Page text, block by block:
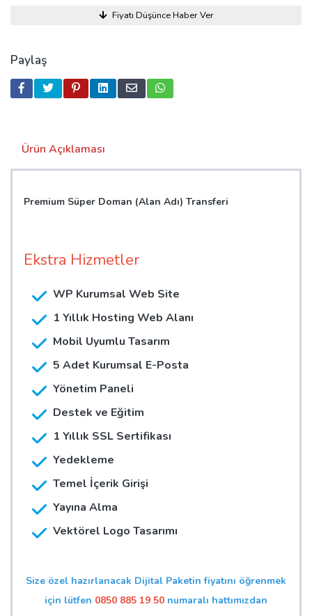
Fiyatı Düşünce Haber Ver
Paylaş
Ürün Açıklaması
Premium Süper Doman (Alan Adı) Transferi
Ekstra Hizmetler
WP Kurumsal Web Site
1 Yıllık Hosting Web Alanı
Mobil Uyumlu Tasarım
5 Adet Kurumsal E-Posta
Yönetim Paneli
Destek ve Eğitim
1 Yıllık SSL Sertifikası
Yedekleme
Temel İçerik Girişi
Yayına Alma
Vektörel Logo Tasarımı
Size özel hazırlanacak Dijital Paketin fiyatını öğrenmek
için lütfen 0850 885 19 50 numaralı hattımızdan